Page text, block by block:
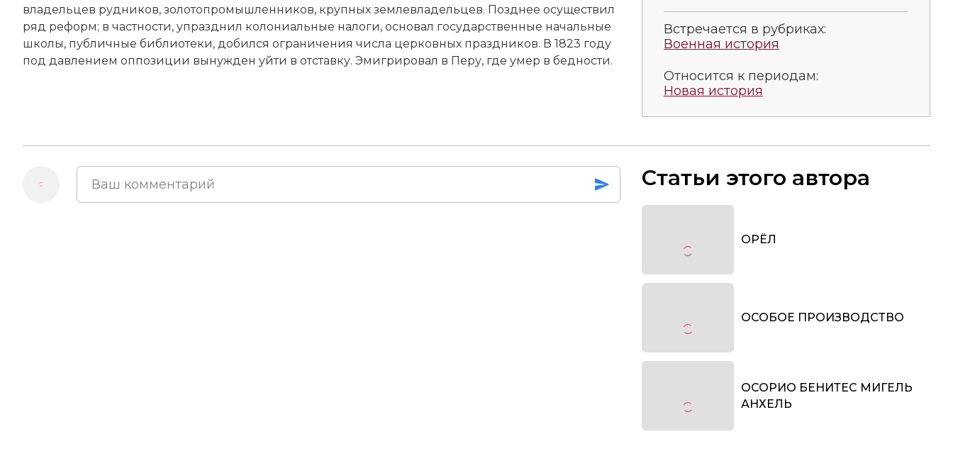
владельцев рудников, золотопромышленников, крупных землевладельцев. Позднее осуществил
ряд реформ; в частности, упразднил колониальные налоги, основал государственные начальные
школы, публичные библиотеки, добился ограничения числа церковных праздников. В 1823 году
под давлением оппозиции вынужден уйти в отставку. Эмигрировал в Перу, где умер в бедности.
Встречается в рубриках:
Военная история
Относится к периодам:
Новая история
Статьи этого автора
ОРЁЛ
ОСОБОЕ ПРОИЗВОДСТВО
ОСОРИО БЕНИТЕС МИГЕЛЬ
АНХЕЛЬ